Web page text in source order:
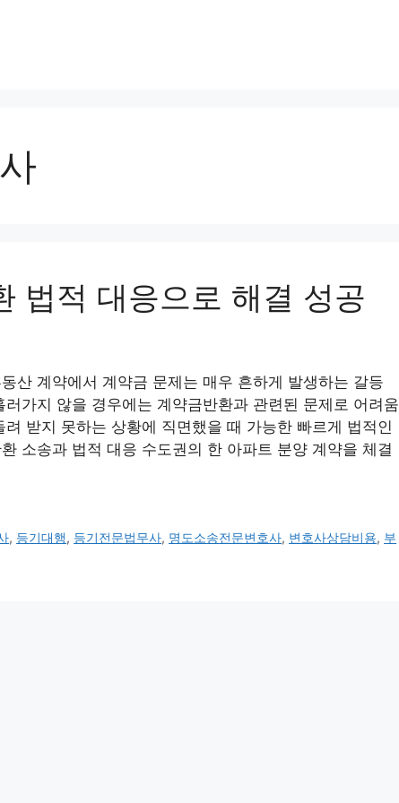
법적 대응으로 해결 성공
산 계약에서 계약금 문제는 매우 흔하게 발생하는 갈등
가지 않을 경우에는 계약금반환과 관련된 문제로 어려움
받지 못하는 상황에 직면했을 때 가능한 빠르게 법적인
소송과 법적 대응 수도권의 한 아파트 분양 계약을 체결
, 등기대행, 등기전문법무사, 명도소송전문변호사, 변호사상담비용, 부